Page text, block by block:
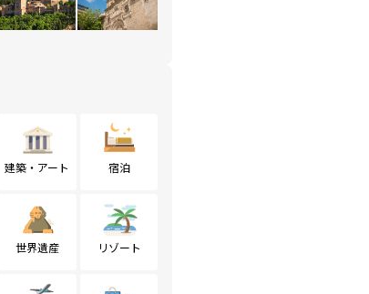
建築・アート 宿泊
世界遺産 リゾート